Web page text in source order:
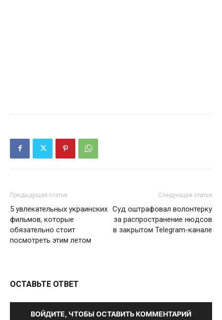
Предыдущая статья
5 увлекательных украинских
фильмов, которые
обязательно стоит
посмотреть этим летом
Следующая статья
Суд оштрафовал волонтерку
за распространение нюдсов
в закрытом Telegram-канале
ОСТАВЬТЕ ОТВЕТ
ВОЙДИТЕ, ЧТОБЫ ОСТАВИТЬ КОММЕНТАРИЙ